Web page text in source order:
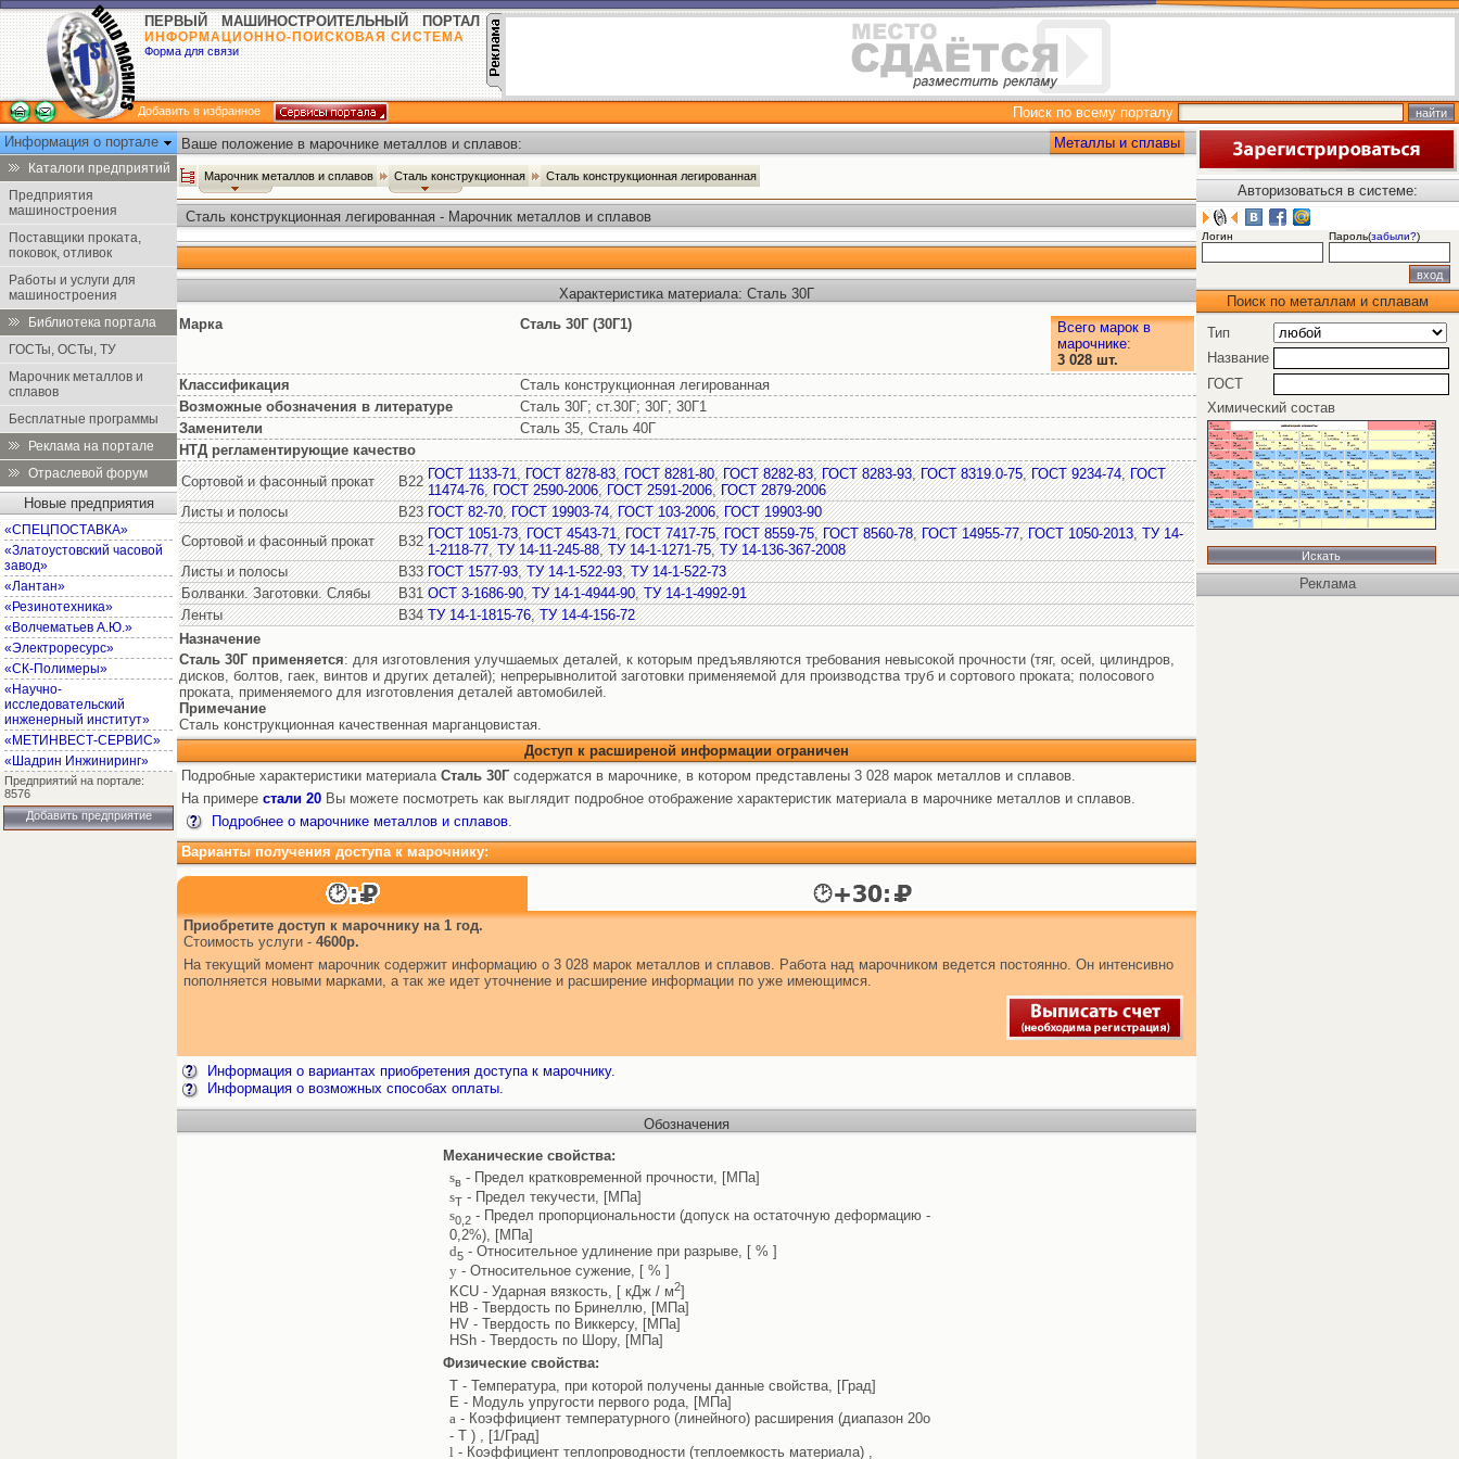
ПЕРВЫЙ МАШИНОСТРОИТЕЛЬНЫЙ ПОРТАЛ
ИНФОРМАЦИОННО-ПОИСКОВАЯ СИСТЕМА
Форма для связи
Добавить в избранное
Поиск по всему порталу
Информация о портале
Каталоги предприятий
Предприятия
машиностроения
Поставщики проката,
поковок, отливок
Работы и услуги для
машиностроения
Библиотека портала
ГОСТы, ОСТы, ТУ
Марочник металлов и
сплавов
Бесплатные программы
Реклама на портале
Отраслевой форум
Новые предприятия
«СПЕЦПОСТАВКА»
«Златоустовский часовой
завод»
«Лантан»
«Резинотехника»
«Волчематьев А.Ю.»
«Электроресурс»
«СК-Полимеры»
«Научно-
исследовательский
инженерный институт»
«МЕТИНВЕСТ-СЕРВИС»
«Шадрин Инжиниринг»
Предприятий на портале:
8576
Добавить предприятие
Ваше положение в марочнике металлов и сплавов: Металлы и сплавы
Марочник металлов и сплавов Сталь конструкционная Сталь конструкционная легированная
Сталь конструкционная легированная - Марочник металлов и сплавов
Характеристика материала: Сталь 30Г
Марка
Сталь 30Г (30Г1)
Всего марок в
марочнике:
3 028 шт.
Классификация
Сталь конструкционная легированная
Возможные обозначения в литературе
Сталь 30Г; ст.30Г; 30Г; 30Г1
Заменители
Сталь 35, Сталь 40Г
НТД регламентирующие качество
Сортовой и фасонный прокат
В22 ГОСТ 1133-71,ГОСТ 8278-83,ГОСТ 8281-80,ГОСТ 8282-83,ГОСТ 8283-93,ГОСТ 8319.0-75,ГОСТ 9234-74,ГОСТ
11474-76,ГОСТ 2590-2006,ГОСТ 2591-2006,ГОСТ 2879-2006
Листы и полосы
В23 ГОСТ 82-70,ГОСТ 19903-74,ГОСТ 103-2006,ГОСТ 19903-90
Сортовой и фасонный прокат
В32 ГОСТ 1051-73,ГОСТ 4543-71,ГОСТ 7417-75,ГОСТ 8559-75,ГОСТ 8560-78,ГОСТ 14955-77,ГОСТ 1050-2013,ТУ 14-
1-2118-77,ТУ 14-11-245-88,ТУ 14-1-1271-75,ТУ 14-136-367-2008
Листы и полосы
В33 ГОСТ 1577-93,ТУ 14-1-522-93,ТУ 14-1-522-73
Болванки. Заготовки. Слябы
В31 ОСТ 3-1686-90,ТУ 14-1-4944-90,ТУ 14-1-4992-91
Ленты
В34 ТУ 14-1-1815-76,ТУ 14-4-156-72
Назначение
Сталь 30Г применяется: для изготовления улучшаемых деталей, к которым предъявляются требования невысокой прочности (тяг, осей, цилиндров,
дисков, болтов, гаек, винтов и других деталей); непрерывнолитой заготовки применяемой для производства труб и сортового проката; полосового
проката, применяемого для изготовления деталей автомобилей.
Примечание
Сталь конструкционная качественная марганцовистая.
Доступ к расширеной информации ограничен
Подробные характеристики материала Сталь 30Г содержатся в марочнике, в котором представлены 3 028 марок металлов и сплавов.
На примере стали 20 Вы можете посмотреть как выглядит подробное отображение характеристик материала в марочнике металлов и сплавов.
Подробнее о марочнике металлов и сплавов.
Варианты получения доступа к марочнику:
Приобретите доступ к марочнику на 1 год.
Стоимость услуги - 4600р.
На текущий момент марочник содержит информацию о 3 028 марок металлов и сплавов. Работа над марочником ведется постоянно. Он интенсивно
пополняется новыми марками, а так же идет уточнение и расширение информации по уже имеющимся.
Информация о вариантах приобретения доступа к марочнику.
Информация о возможных способах оплаты.
Обозначения
Механические свойства:
sв - Предел кратковременной прочности, [МПа]
sТ- Предел текучести, [МПа]
s0,2- Предел пропорциональности (допуск на остаточную деформацию -
0,2%), [МПа]
d5- Относительное удлинение при разрыве, [ % ]
y- Относительное сужение, [ % ]
KCU - Ударная вязкость, [ кДж / м2]
HB - Твердость по Бринеллю, [МПа]
HV - Твердость по Виккерсу, [МПа]
HSh - Твердость по Шору, [МПа]
Физические свойства:
T - Температура, при которой получены данные свойства, [Град]
E - Модуль упругости первого рода, [МПа]
a- Коэффициент температурного (линейного) расширения (диапазон 20o
- T ) , [1/Град]
l - Коэффициент теплопроводности (теплоемкость материала) ,
Авторизоваться в системе:
Логин Пароль(забыли?)
Поиск по металлам и сплавам
Тип
Название
ГОСТ
Химический состав
Реклама